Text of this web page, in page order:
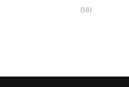
(58)